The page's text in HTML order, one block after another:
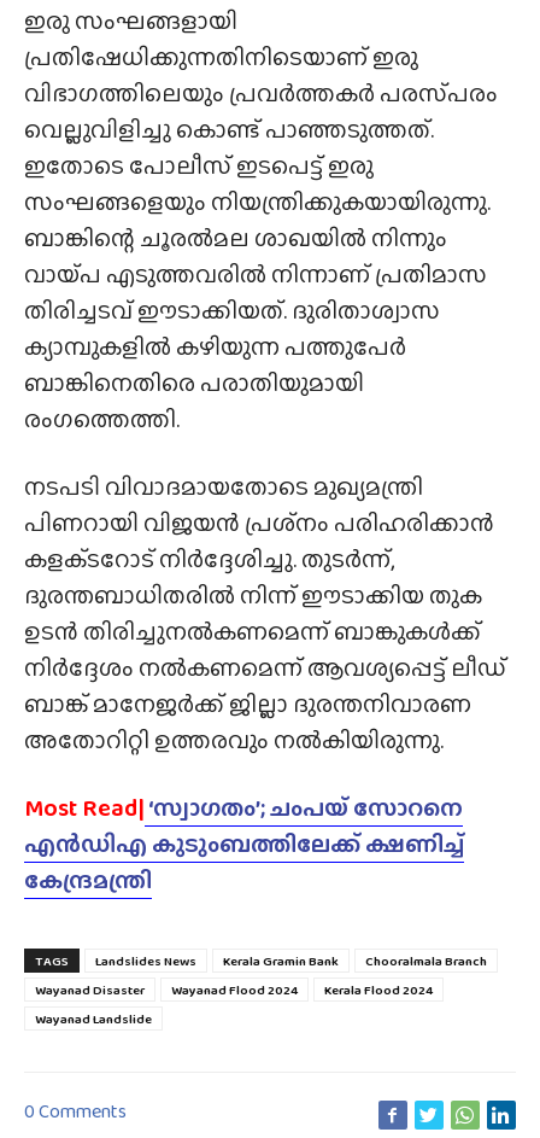
ഇരു സംഘങ്ങളായി
പ്രതിഷേധിക്കുന്നതിനിടെയാണ് ഇരു
വിഭാഗത്തിലെയും പ്രവർത്തകർ പരസ്‌പരം
വെല്ലുവിളിച്ചു കൊണ്ട് പാഞ്ഞടുത്തത്.
ഇതോടെ പോലീസ് ഇടപെട്ട് ഇരു
സംഘങ്ങളെയും നിയന്ത്രിക്കുകയായിരുന്നു.
ബാങ്കിന്റെ ചൂരൽമല ശാഖയിൽ നിന്നും
വായ്‌പ എടുത്തവരിൽ നിന്നാണ് പ്രതിമാസ
തിരിച്ചടവ് ഈടാക്കിയത്. ദുരിതാശ്വാസ
ക്യാമ്പുകളിൽ കഴിയുന്ന പത്തുപേർ
ബാങ്കിനെതിരെ പരാതിയുമായി
രംഗത്തെത്തി.
നടപടി വിവാദമായതോടെ മുഖ്യമന്ത്രി
പിണറായി വിജയൻ പ്രശ്‌നം പരിഹരിക്കാൻ
കളക്‌ടറോട് നിർദ്ദേശിച്ചു. തുടർന്ന്,
ദുരന്തബാധിതരിൽ നിന്ന് ഈടാക്കിയ തുക
ഉടൻ തിരിച്ചുനൽകണമെന്ന് ബാങ്കുകൾക്ക്
നിർദ്ദേശം നൽകണമെന്ന് ആവശ്യപ്പെട്ട് ലീഡ്
ബാങ്ക് മാനേജർക്ക് ജില്ലാ ദുരന്തനിവാരണ
അതോറിറ്റി ഉത്തരവും നൽകിയിരുന്നു.
Most Read|‘സ്വാഗതം’; ചംപയ് സോറനെ
എൻഡിഎ കുടുംബത്തിലേക്ക് ക്ഷണിച്ച്
കേന്ദ്രമന്ത്രി
TAGS Landslides News Kerala Gramin Bank
Chooralmala Branch
Wayanad Disaster
Wayanad Flood 2024
Kerala Flood 2024
Wayanad Landslide
0 Comments